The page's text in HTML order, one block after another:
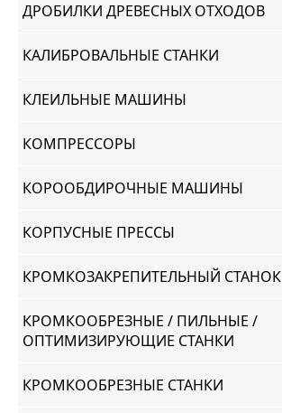
ДРОБИЛКИ ДРЕВЕСНЫХ ОТХОДОВ
КАЛИБРОВАЛЬНЫЕ СТАНКИ
КЛЕИЛЬНЫЕ МАШИНЫ
КОМПРЕССОРЫ
КОРООБДИРОЧНЫЕ МАШИНЫ
КОРПУСНЫЕ ПРЕССЫ
КРОМКОЗАКРЕПИТЕЛЬНЫЙ СТАНОК
КРОМКООБРЕЗНЫЕ / ПИЛЬНЫЕ /
ОПТИМИЗИРУЮЩИЕ СТАНКИ
КРОМКООБРЕЗНЫЕ СТАНКИ